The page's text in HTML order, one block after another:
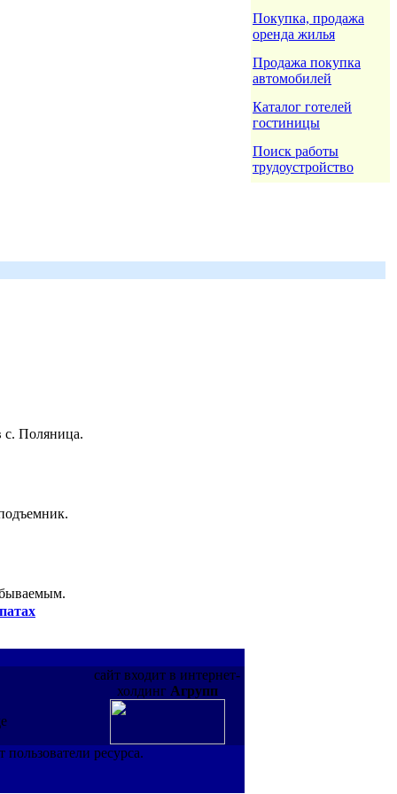
Покупка, продажа
оренда жилья
Продажа покупка
автомобилей
Каталог готелей
гостиницы
Поиск работы
трудоустройство
с. Поляница.
сайт входит в интернет-
холдинг Агрупп
ресурса.